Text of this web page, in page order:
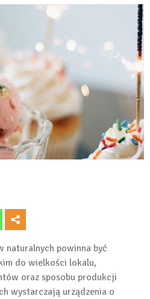
naturalnych powinna być
do wielkości lokalu,
oraz sposobu produkcji
wystarczają urządzenia o